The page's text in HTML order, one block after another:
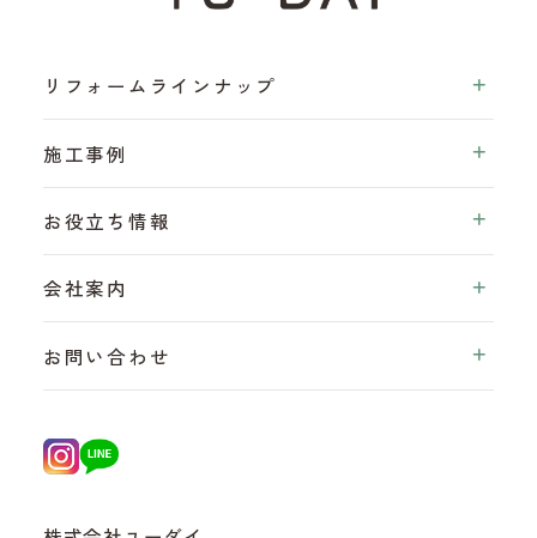
リフォームラインナップ
施工事例
お役立ち情報
会社案内
お問い合わせ